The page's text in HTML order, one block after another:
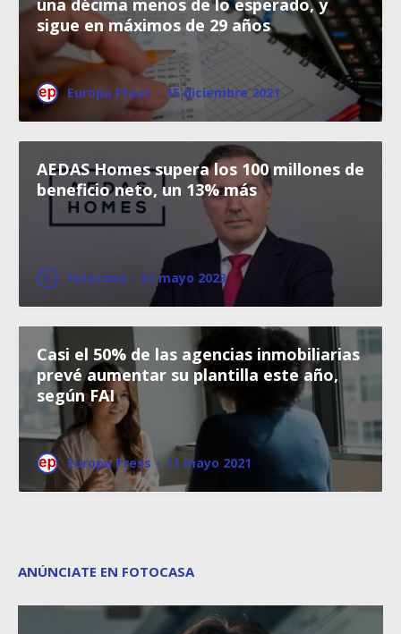
una décima menos de lo esperado, y
sigue en máximos de 29 años
Europa Press · 15 diciembre 2021
AEDAS Homes supera los 100 millones de
beneficio neto, un 13% más
Fotocasa · 31 mayo 2023
Casi el 50% de las agencias inmobiliarias
prevé aumentar su plantilla este año,
según FAI
Europa Press · 11 mayo 2021
ANÚNCIATE EN FOTOCASA